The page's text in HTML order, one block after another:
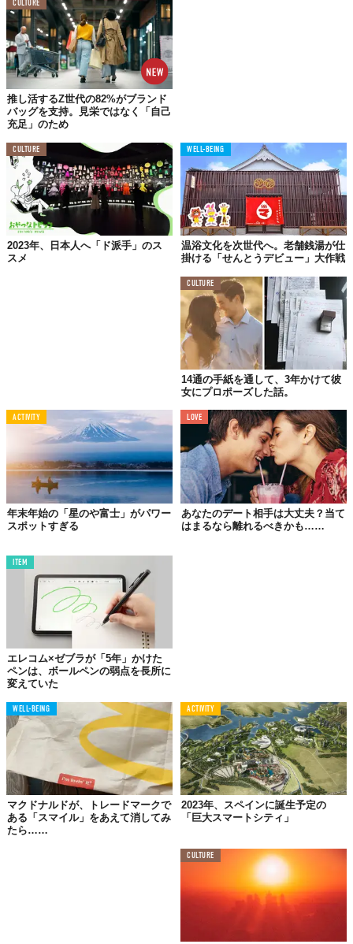
客様に合う下着をお持ちしますね」と。
あきみさんに悩みを相談しながら、下着選びのコツ、下着の正し
い着け方を教えていただき、実際に着けてみたら……なんてこと
でしょう！見違えったように綺麗な“お胸”が完成したのです。
今までの下着はなんだったんだ……。
今すぐにでも捨て去りたい気持ちになりました。下着選びの大事
さはわかっていたけど、正しい着け方って習うわけじゃないか
ら、自分流でやってたな〜と反省もしました。
あきみさんいわく、下着を正しく着けることによって、胸が垂れ
るのを未然に防いでくれるのはもちろん、姿勢が変わったり、ス
タイルが綺麗にみえたり、さらには若返った印象を持たせること
もできるそう。
世の中的に、パーソナルカラー診断や、骨格診断など、体の色や
骨格を生かした色や服を選ぶことがトレンドになっているけど、
体を理解して、下着を選ぶ。服は意識して選ぶようにしてたけ
ど、下着は自分にとって盲点だったので、この一連の体験は私の
なかで衝撃的でした。もっと早く知りたかったー（笑）
なので、女性のみなさんに下着の着け方をもう一度見直してみて
欲しいと思ったんです。下着は毎日着けるものだし、どんな年齢
の方でも遅いなんてことはない。
「BRADELIS New York」で商品を買うと、下着の着け方を見てく
ど、ただ買って終わりではなく、買った後のサポートをしてくれ
る下着屋さんはなかなかないと思う。もし、選び方や着け方がわ
からなかったら「BRADELIS New York」にぜひ足を運んでみて。
あきみさんと約束しました。
2023年は、おっぱい大作戦開始やー！🍒
「おやつなトピック」って？
Z世代のインターンから、この道うん十年のベテラン編集者まで、TABI LABO“ナカ
の人”がリレー形式で担当するコラムです。
甘いものに手を伸ばす代わりに
小腹を満たすコラムはいかが？
CULTURE
推し活するZ世代の82%がブランド
バッグを支持。見栄ではなく「自己
充足」のため
CULTURE
2023年、日本人へ「ド派手」のス
スメ
WELL-BEING
温浴文化を次世代へ。老舗銭湯が仕
掛ける「せんとうデビュー」大作戦
CULTURE
14通の手紙を通して、3年かけて彼
女にプロポーズした話。
ACTIVITY
年末年始の「星のや富士」がパワー
スポットすぎる
LOVE
あなたのデート相手は大丈夫？当て
はまるなら離れるべきかも……
ITEM
エレコム×ゼブラが「5年」かけた
ペンは、ボールペンの弱点を長所に
変えていた
WELL-BEING
マクドナルドが、トレードマークで
ある「スマイル」をあえて消してみ
たら……
ACTIVITY
2023年、スペインに誕生予定の
「巨大スマートシティ」
CULTURE